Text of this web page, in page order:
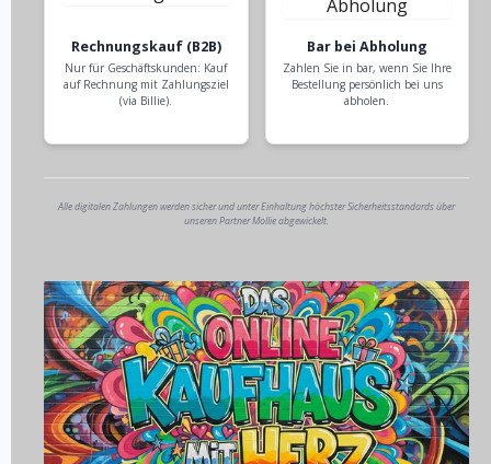
Rechnungskauf (B2B)
Nur für Geschäftskunden: Kauf
auf Rechnung mit Zahlungsziel
(via Billie).
Bar bei Abholung
Zahlen Sie in bar, wenn Sie Ihre
Bestellung persönlich bei uns
abholen.
Alle digitalen Zahlungen werden sicher und unter Einhaltung höchster Sicherheitsstandards über
unseren Partner Mollie abgewickelt.